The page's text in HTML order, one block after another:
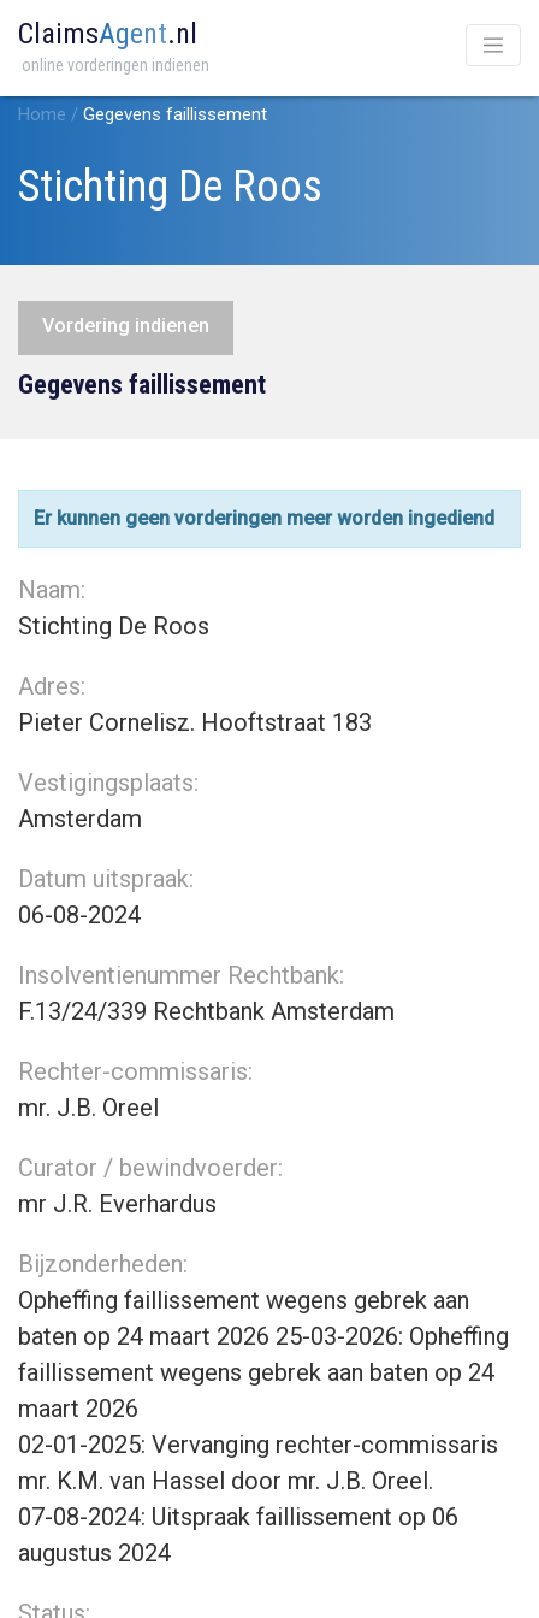
ClaimsAgent.nl
online vorderingen indienen
Home / Gegevens faillissement
Stichting De Roos
Vordering indienen
Gegevens faillissement
Er kunnen geen vorderingen meer worden ingediend
Naam:
Stichting De Roos
Adres:
Pieter Cornelisz. Hooftstraat 183
Vestigingsplaats:
Amsterdam
Datum uitspraak:
06-08-2024
Insolventienummer Rechtbank:
F.13/24/339 Rechtbank Amsterdam
Rechter-commissaris:
mr. J.B. Oreel
Curator / bewindvoerder:
mr J.R. Everhardus
Bijzonderheden:
Opheffing faillissement wegens gebrek aan
baten op 24 maart 2026 25-03-2026: Opheffing
faillissement wegens gebrek aan baten op 24
maart 2026
02-01-2025: Vervanging rechter-commissaris
mr. K.M. van Hassel door mr. J.B. Oreel.
07-08-2024: Uitspraak faillissement op 06
augustus 2024